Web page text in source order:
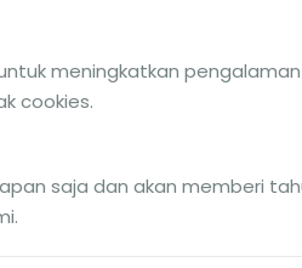
meningkatkan
cookies.
saja dan akan memberi